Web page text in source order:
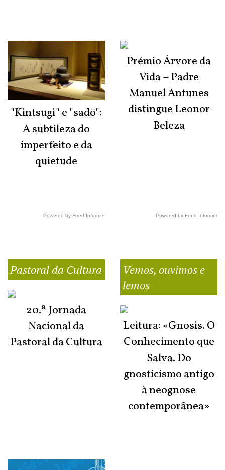
"Kintsugi" e "sadō":
A subtileza do
imperfeito e da
quietude
Powered by Feed Informer
Prémio Árvore da
Vida – Padre
Manuel Antunes
distingue Leonor
Beleza
Powered by Feed Informer
Pastoral da Cultura
20.ª Jornada
Nacional da
Pastoral da Cultura
Vemos, ouvimos e
lemos
Leitura: «Gnosis. O
Conhecimento que
Salva. Do
gnosticismo antigo
à neognose
contemporânea»